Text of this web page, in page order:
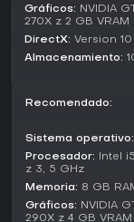
escasez de
profundidad en
introduce
eldritch que
capacidades de
laboral resulta
seguidores a
en busca de
Gráficos: NVIDIA
270X z 2 GB VRAM
DirectX: Version 10
Almacenamiento:
Recomendado:
Sistema operativo:
Procesador: Intel
z 3, 5 GHz
Memoria: 8 GB
Gráficos: NVIDIA
290X z 4 GB VRAM